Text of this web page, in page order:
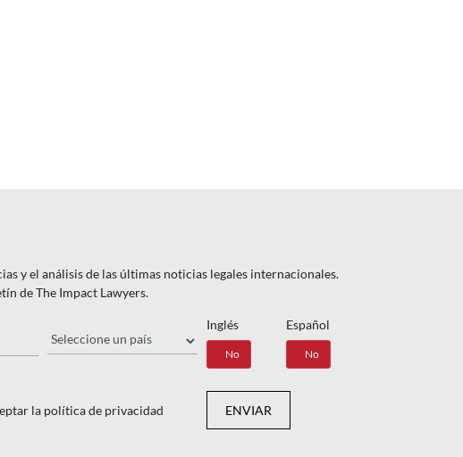
y el análisis de las últimas noticias legales internacionales.
de The Impact Lawyers.
País Inglés
Sí No
Español
No
la política de privacidad ENVIAR